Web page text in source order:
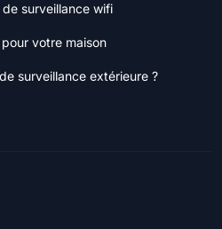
surveillance wifi
votre maison
surveillance extérieure ?